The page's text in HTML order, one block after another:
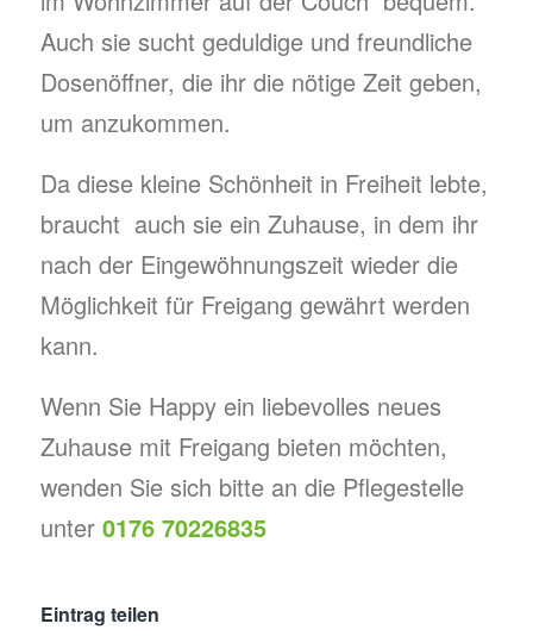
Auch sie sucht geduldige und freundliche
Dosenöffner, die ihr die nötige Zeit geben,
um anzukommen.
Da diese kleine Schönheit in Freiheit lebte,
braucht auch sie ein Zuhause, in dem ihr
nach der Eingewöhnungszeit wieder die
Möglichkeit für Freigang gewährt werden
kann.
Wenn Sie Happy ein liebevolles neues
Zuhause mit Freigang bieten möchten,
wenden Sie sich bitte an die Pflegestelle
unter 0176 70226835
Eintrag teilen